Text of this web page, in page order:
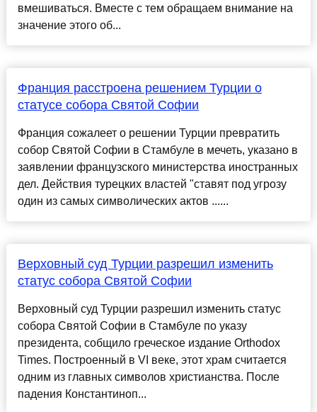
вмешиваться. Вместе с тем обращаем внимание на
значение этого об...
Франция расстроена решением Турции о
статусе собора Святой Софии
Франция сожалеет о решении Турции превратить
собор Святой Софии в Стамбуле в мечеть, указано в
заявлении французского министерства иностранных
дел. Действия турецких властей "ставят под угрозу
один из самых символических актов ......
Верховный суд Турции разрешил изменить
статус собора Святой Софии
Верховный суд Турции разрешил изменить статус
собора Святой Софии в Стамбуле по указу
президента, собщило греческое издание Оrthodox
Times. Построенный в VI веке, этот храм считается
одним из главных символов христианства. После
падения Константиноп...